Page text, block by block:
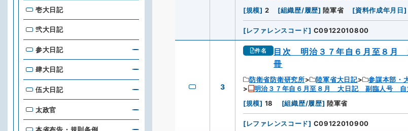
[規模] 2 [組織歴/履歴] 陸軍省 [資料作成年月日]
[レファレンスコード] C09122010800
3
件名
目次 明治３７年自６月至８
冊
防衛省防衛研究所 陸軍省大日記 参謀本部・
明治３７年自６月至８月 大日記 副臨人号 自
[規模] 18 [組織歴/履歴] 陸軍省
[レファレンスコード] C09122010900
壱大日記
弐大日記
参大日記
肆大日記
伍大日記
太政官